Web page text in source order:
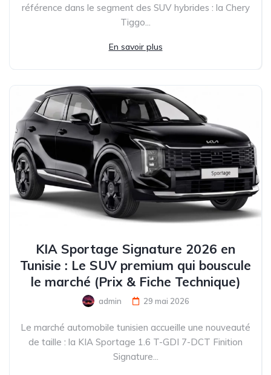
référence dans le segment des SUV hybrides : la Chery
Tiggo...
En savoir plus
KIA Sportage Signature 2026 en
Tunisie : Le SUV premium qui bouscule
le marché (Prix & Fiche Technique)
admin 29 mai 2026
Le marché automobile tunisien accueille une nouveauté
de taille : la KIA Sportage 1.6 T-GDI 7-DCT Finition
Signature...